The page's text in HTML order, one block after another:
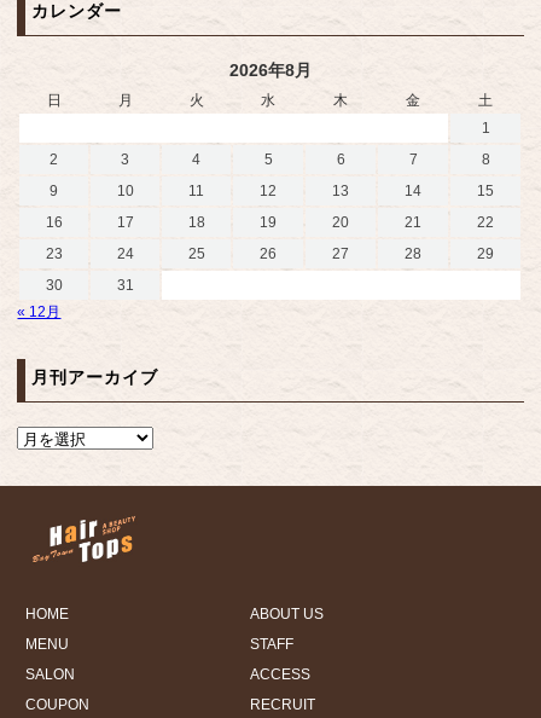
カレンダー
2026年8月
日 月 火 水 木 金
土
1
2
3 4 5 6 7
8
9
10 11 12 13 14
15
16
17 18 19 20 21
22
23
24 25 26 27 28
29
30
31
« 12月
月刊アーカイブ
HOME
ABOUT US
MENU
STAFF
SALON
ACCESS
COUPON
RECRUIT